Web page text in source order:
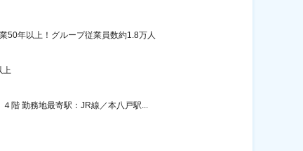
50年以上！グループ従業員数約1.8万人
上
階 勤務地最寄駅：JR線／本八戸駅...